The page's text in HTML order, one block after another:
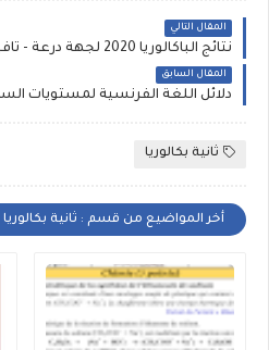
المقال التالي
نتائج الباكالوريا 2020 لجهة درعة - تافيلالت في ملف واحد
المقال السابق
ثانية بكالوريا
أخر المواضيع من قسم : ثانية بكالوريا